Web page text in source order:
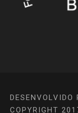
DESENVOLVIDO
COPYRIGHT